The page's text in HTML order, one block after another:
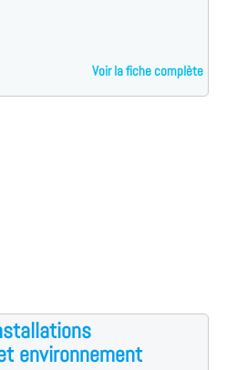
Voir la fiche complète
environnement